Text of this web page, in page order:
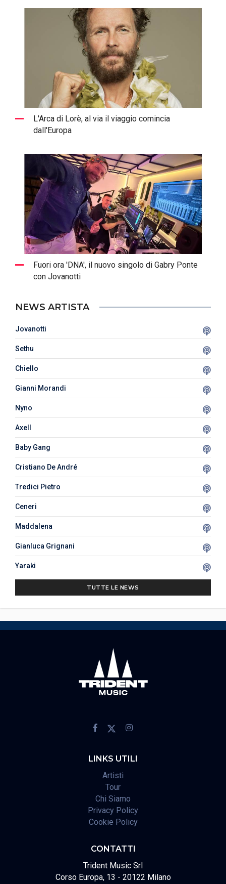
L'Arca di Lorè, al via il viaggio comincia
dall'Europa
Fuori ora 'DNA', il nuovo singolo di Gabry Ponte
con Jovanotti
NEWS ARTISTA
Jovanotti
Sethu
Chiello
Gianni Morandi
Nyno
Axell
Baby Gang
Cristiano De André
Tredici Pietro
Ceneri
Maddalena
Gianluca Grignani
Yaraki
TUTTE LE NEWS
LINKS UTILI
Artisti
Tour
Chi Siamo
Privacy Policy
Cookie Policy
CONTATTI
Trident Music Srl
Corso Europa, 13 - 20122 Milano